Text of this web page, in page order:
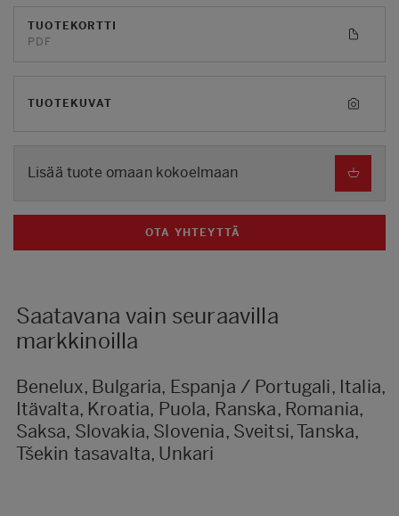
TUOTEKORTTI
PDF
TUOTEKUVAT
Lisää tuote omaan kokoelmaan
OTA YHTEYTTÄ
Saatavana vain seuraavilla
markkinoilla
Benelux, Bulgaria, Espanja / Portugali, Italia,
Itävalta, Kroatia, Puola, Ranska, Romania,
Saksa, Slovakia, Slovenia, Sveitsi, Tanska,
Tšekin tasavalta, Unkari